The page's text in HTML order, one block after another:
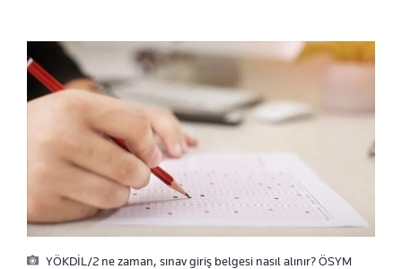
YÖKDİL/2 ne zaman, sınav giriş belgesi nasıl alınır? ÖSYM